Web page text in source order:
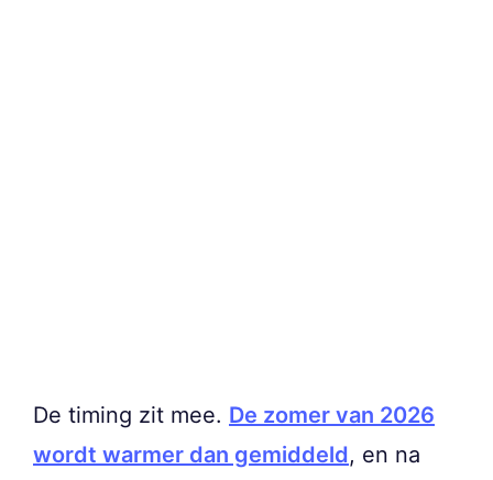
De timing zit mee. De zomer van 2026
wordt warmer dan gemiddeld, en na